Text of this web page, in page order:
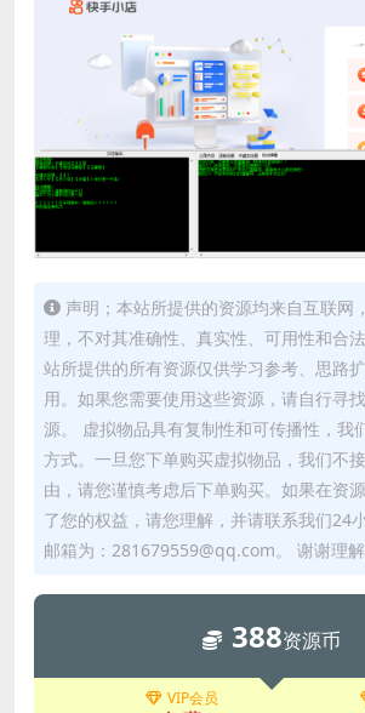
声明；本站所提供的资源均来自互联网
理，不对其准确性、真实性、可用性和合
站所提供的所有资源仅供学习参考、思路
用。如果您需要使用这些资源，请自行寻
源。 虚拟物品具有复制性和可传播性，我
方式。一旦您下单购买虚拟物品，我们不
由，请您谨慎考虑后下单购买。如果在资
了您的权益，请您理解，并请联系我们24
邮箱为：281679559@qq.com。 谢谢理解
388资源币
VIP会员